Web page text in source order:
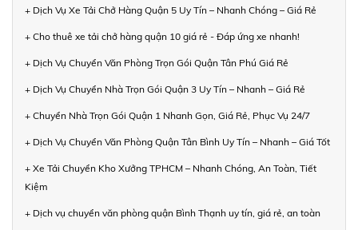
+ Dịch Vụ Xe Tải Chở Hàng Quận 5 Uy Tín – Nhanh Chóng – Giá Rẻ
+ Cho thuê xe tải chở hàng quận 10 giá rẻ - Đáp ứng xe nhanh!
+ Dịch Vụ Chuyển Văn Phòng Trọn Gói Quận Tân Phú Giá Rẻ
+ Dịch Vụ Chuyển Nhà Trọn Gói Quận 3 Uy Tín – Nhanh – Giá Rẻ
+ Chuyển Nhà Trọn Gói Quận 1 Nhanh Gọn, Giá Rẻ, Phục Vụ 24/7
+ Dịch Vụ Chuyển Văn Phòng Quận Tân Bình Uy Tín – Nhanh – Giá Tốt
+ Xe Tải Chuyển Kho Xưởng TPHCM – Nhanh Chóng, An Toàn, Tiết
Kiệm
+ Dịch vụ chuyển văn phòng quận Bình Thạnh uy tín, giá rẻ, an toàn